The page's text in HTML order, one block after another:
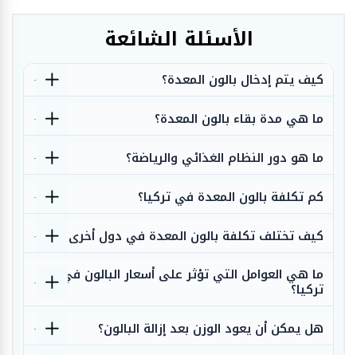
الأسئلة الشائعة
كيف يتم إدخال بالون المعدة؟
ما هي مدة بقاء بالون المعدة؟
ما هو دور النظام الغذائي والرياضة؟
كم تكلفة بالون المعدة في تركيا؟
كيف تختلف تكلفة بالون المعدة في دول أخرى؟
ما هي العوامل التي تؤثر على أسعار البالون في
تركيا؟
هل يمكن أن يعود الوزن بعد إزالة البالون؟